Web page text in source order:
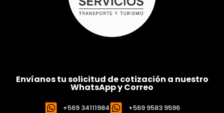
Envíanos tu solicitud de cotización a nuestro
WhatsApp y Correo
+569 34111984 +569 9583 9596